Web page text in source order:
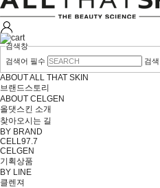
검색창
검색어 필수
검색
ABOUT ALL THAT SKIN
브랜드스토리
ABOUT CELGEN
올댓스킨 소개
찾아오시는 길
BY BRAND
CELL97.7
CELGEN
기획상품
BY LINE
클렌져